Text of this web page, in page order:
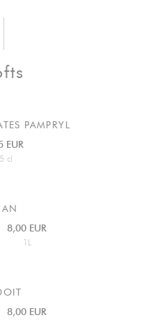
PAMPRYL
EUR
cl
8,00 EUR
1L
8,00 EUR